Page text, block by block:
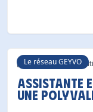
Le réseau GEYVO
Assistante
une